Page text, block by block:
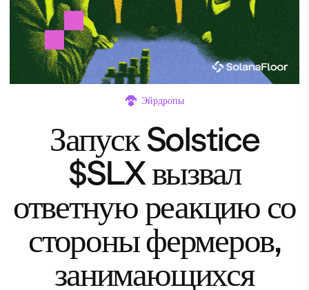
Эйрдропы
Запуск Solstice
$SLX вызвал
ответную реакцию со
стороны фермеров,
занимающихся